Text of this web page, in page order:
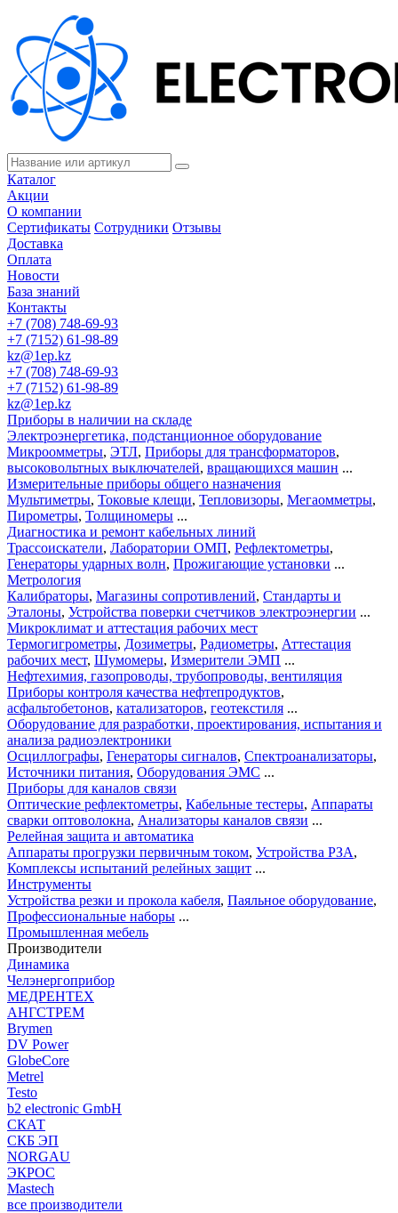
Каталог
Акции
О компании
Сертификаты Сотрудники Отзывы
Доставка
Оплата
Новости
База знаний
Контакты
+7 (708) 748-69-93
+7 (7152) 61-98-89
kz@1ep.kz
+7 (708) 748-69-93
+7 (7152) 61-98-89
kz@1ep.kz
Приборы в наличии на складе
Электроэнергетика, подстанционное оборудование
Микроомметры, ЭТЛ, Приборы для трансформаторов,
высоковольтных выключателей, вращающихся машин ...
Измерительные приборы общего назначения
Мультиметры, Токовые клещи, Тепловизоры, Мегаомметры,
Пирометры, Толщиномеры ...
Диагностика и ремонт кабельных линий
Трассоискатели, Лаборатории ОМП, Рефлектометры,
Генераторы ударных волн, Прожигающие установки ...
Метрология
Калибраторы, Магазины сопротивлений, Стандарты и
Эталоны, Устройства поверки счетчиков электроэнергии ...
Микроклимат и аттестация рабочих мест
Термогигрометры, Дозиметры, Радиометры, Аттестация
рабочих мест, Шумомеры, Измерители ЭМП ...
Нефтехимия, газопроводы, трубопроводы, вентиляция
Приборы контроля качества нефтепродуктов,
асфальтобетонов, катализаторов, геотекстиля ...
Оборудование для разработки, проектирования, испытания и
анализа радиоэлектроники
Осциллографы, Генераторы сигналов, Спектроанализаторы,
Источники питания, Оборудования ЭМС ...
Приборы для каналов связи
Оптические рефлектометры, Кабельные тестеры, Аппараты
сварки оптоволокна, Анализаторы каналов связи ...
Релейная защита и автоматика
Аппараты прогрузки первичным током, Устройства РЗА,
Комплексы испытаний релейных защит ...
Инструменты
Устройства резки и прокола кабеля, Паяльное оборудование,
Профессиональные наборы ...
Промышленная мебель
Производители
Динамика
Челэнергоприбор
МЕДРЕНТЕХ
АНГСТРЕМ
Brymen
DV Power
GlobeCore
Metrel
Testo
b2 electronic GmbH
СКАТ
СКБ ЭП
NORGAU
ЭКРОС
Mastech
все производители